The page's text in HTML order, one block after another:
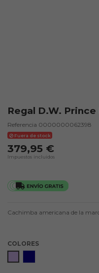
Regal D.W. Prince
Referencia 0000000062398
Fuera de stock
379,95 €
Impuestos incluidos
Cachimba americana de la
COLORES